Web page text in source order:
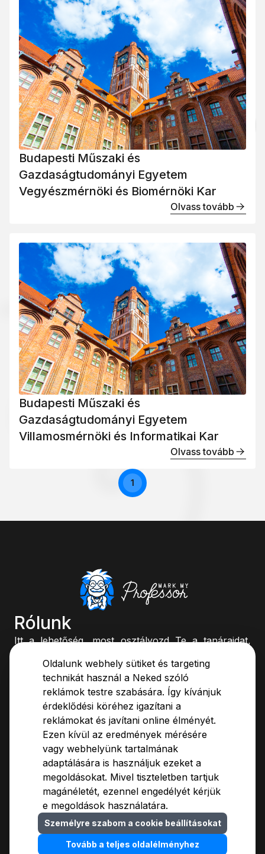
Budapesti Műszaki és
Gazdaságtudományi Egyetem
Vegyészmérnöki és Biomérnöki Kar
Olvass tovább
Budapesti Műszaki és
Gazdaságtudományi Egyetem
Villamosmérnöki és Informatikai Kar
Olvass tovább
1
Oldalunk webhely sütiket és targeting
technikát használ a Neked szóló
reklámok testre szabására. Így kívánjuk
érdeklődési köréhez igazítani a
reklámokat és javítani online élményét.
Ezen kívül az eredmények mérésére
vagy webhelyünk tartalmának
adaptálására is használjuk ezeket a
megoldásokat. Mivel tiszteletben tartjuk
magánéletét, ezennel engedélyét kérjük
e megoldások használatára.
Személyre szabom a cookie beállításokat
Tovább a teljes oldalélményhez
Rólunk
Itt a lehetőség, most osztályozd Te a tanáraidat,
könnyedén, kinek az órájára ülsz be.
Rólunk
Értékelési útmutató
Módszertan
Blog
GYIK
Adatvédelmi Tájékoztató
Felhasználási Feltételek
Hirdetőinknek
Kapcsolat
© 2009-
MarkMyProfessor Kft.
Cookie beállítások